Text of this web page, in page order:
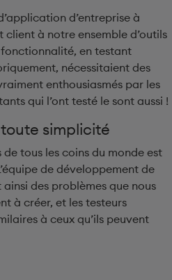
d’entreprise à
à notre ensemble d’outils
en testant
nécessitaient des
enthousiasmés par les
qui l’ont testé le sont aussi !
simplicité
de tous les coins du monde est
de développement de
des problèmes que nous
à créer, et les testeurs
à ceux qu’ils peuvent